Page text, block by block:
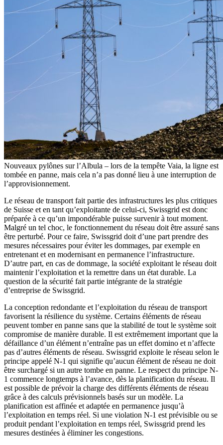
Nouveaux pylônes sur l’Albula – lors de la tempête Vaia, la ligne est
tombée en panne, mais cela n’a pas donné lieu à une interruption de
l’approvisionnement.
Le réseau de transport fait partie des infrastructures les plus critiques
de Suisse et en tant qu’exploitante de celui-ci, Swissgrid est donc
préparée à ce qu’un impondérable puisse survenir à tout moment.
Malgré un tel choc, le fonctionnement du réseau doit être assuré sans
être perturbé. Pour ce faire, Swissgrid doit d’une part prendre des
mesures nécessaires pour éviter les dommages, par exemple en
entretenant et en modernisant en permanence l’infrastructure.
D’autre part, en cas de dommage, la société exploitant le réseau doit
maintenir l’exploitation et la remettre dans un état durable. La
question de la sécurité fait partie intégrante de la stratégie
d’entreprise de Swissgrid.
La conception redondante et l’exploitation du réseau de transport
favorisent la résilience du système. Certains éléments de réseau
peuvent tomber en panne sans que la stabilité de tout le système soit
compromise de manière durable. Il est extrêmement important que la
défaillance d’un élément n’entraîne pas un effet domino et n’affecte
pas d’autres éléments de réseau. Swissgrid exploite le réseau selon le
principe appelé N-1 qui signifie qu’aucun élément de réseau ne doit
être surchargé si un autre tombe en panne. Le respect du principe N-
1 commence longtemps à l’avance, dès la planification du réseau. Il
est possible de prévoir la charge des différents éléments de réseau
grâce à des calculs prévisionnels basés sur un modèle. La
planification est affinée et adaptée en permanence jusqu’à
l’exploitation en temps réel. Si une violation N-1 est prévisible ou se
produit pendant l’exploitation en temps réel, Swissgrid prend les
mesures destinées à éliminer les congestions.